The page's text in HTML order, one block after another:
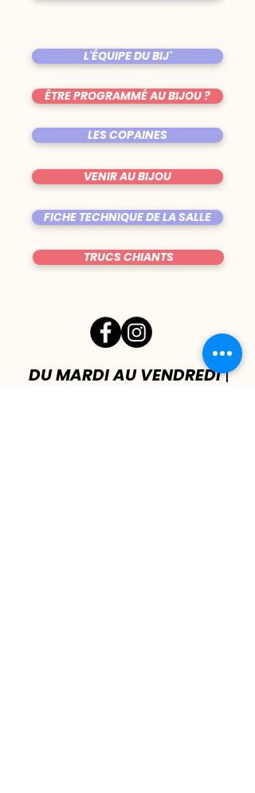
L'ÉQUIPE DU BIJ'
ÊTRE PROGRAMMÉ AU BIJOU ?
LES COPAINES
VENIR AU BIJOU
FICHE TECHNIQUE DE LA SALLE
TRUCS CHIANTS
DU MARDI AU VENDREDI|